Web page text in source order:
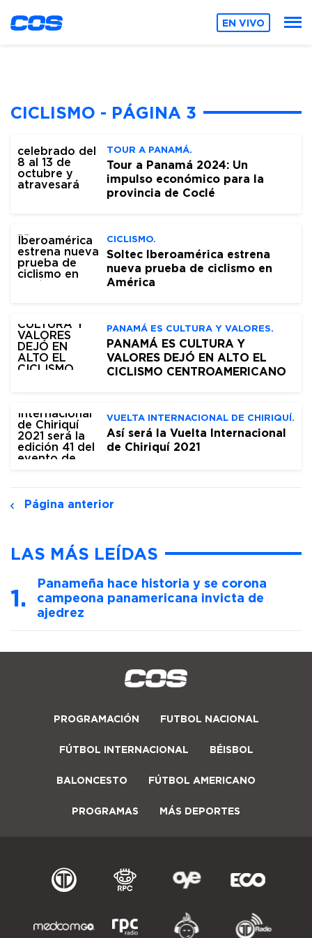
EN VIVO
CICLISMO - PÁGINA 3
TOUR A PANAMÁ.
Tour a Panamá 2024: Un
impulso económico para la
provincia de Coclé
CICLISMO.
Soltec Iberoamérica estrena
nueva prueba de ciclismo en
América
PANAMÁ ES CULTURA Y VALORES.
PANAMÁ ES CULTURA Y
VALORES DEJÓ EN ALTO EL
CICLISMO CENTROAMERICANO
VUELTA INTERNACIONAL DE CHIRIQUÍ.
Así será la Vuelta Internacional
de Chiriquí 2021
Página anterior
LAS MÁS LEÍDAS
Panameña hace historia y se corona
campeona panamericana invicta de
ajedrez
PROGRAMACIÓN FUTBOL NACIONAL
FÚTBOL INTERNACIONAL BÉISBOL
BALONCESTO FÚTBOL AMERICANO
PROGRAMAS MÁS DEPORTES